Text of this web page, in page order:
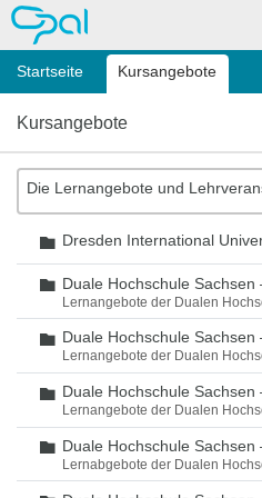
OPAL
Startseite Kursangebote
Kursangebote
Die Lernangebote und
Ordner
Dresden International
Ordner
Duale Hochschule Sachsen
Lernangebote der Dualen
Ordner
Duale Hochschule Sachsen
Lernangebote der Dualen
Ordner
Duale Hochschule Sachsen
Lernangebote der Dualen
Ordner
Duale Hochschule Sachsen
Lernabgebote der Dualen